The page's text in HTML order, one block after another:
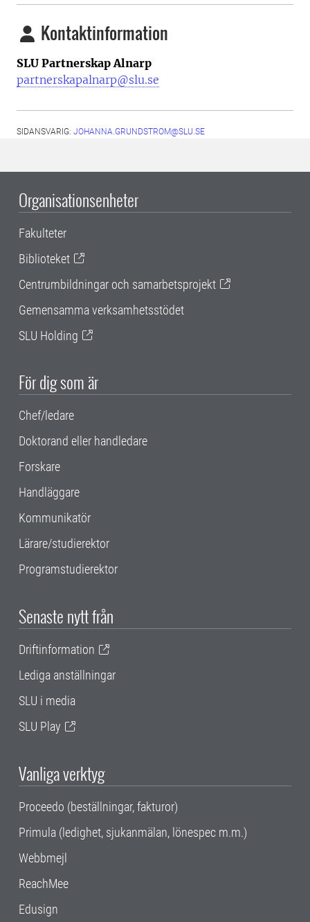
Kontaktinformation
SLU Partnerskap Alnarp
partnerskapalnarp@slu.se
SIDANSVARIG: JOHANNA.GRUNDSTROM@SLU.SE
Organisationsenheter
Fakulteter
Biblioteket
Centrumbildningar och samarbetsprojekt
Gemensamma verksamhetsstödet
SLU Holding
För dig som är
Chef/ledare
Doktorand eller handledare
Forskare
Handläggare
Kommunikatör
Lärare/studierektor
Programstudierektor
Senaste nytt från
Driftinformation
Lediga anställningar
SLU i media
SLU Play
Vanliga verktyg
Proceedo (beställningar, fakturor)
Primula (ledighet, sjukanmälan, lönespec m.m.)
Webbmejl
ReachMee
Edusign